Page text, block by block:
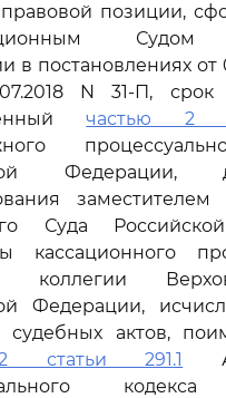
позиции,
Судом
в постановлениях от
N 31-П, срок
частью 2
Федерации,
заместителем
Суда
кассационного
коллегии
Федерации,
судебных актов,
статьи 291.1
кодекса